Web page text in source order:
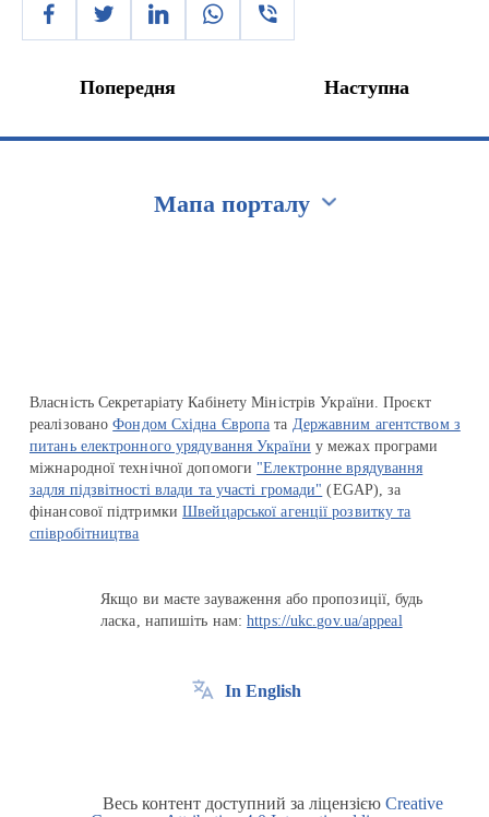
Попередня Наступна
Мапа порталу
Власність Секретаріату Кабінету Міністрів України. Проєкт
реалізованоФондом Східна Європа та Державним агентством з
питань електронного урядування України у межах програми
міжнародної технічної допомоги "Електронне врядування
задля підзвітності влади та участі громади" (EGAP), за
фінансової підтримкиШвейцарської агенції розвитку та
співробітництва
Якщо ви маєте зауваження або пропозиції, будь
ласка, напишіть нам:https://ukc.gov.ua/appeal
In English
Весь контент доступний за ліцензією Creative